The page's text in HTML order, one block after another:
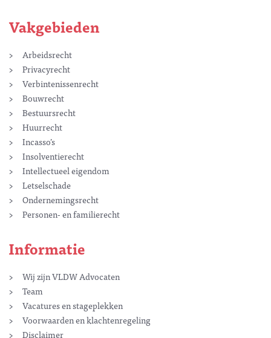
Vakgebieden
Arbeidsrecht
Privacyrecht
Verbintenissenrecht
Bouwrecht
Bestuursrecht
Huurrecht
Incasso’s
Insolventierecht
Intellectueel eigendom
Letselschade
Ondernemingsrecht
Personen- en familierecht
Informatie
Wij zijn VLDW Advocaten
Team
Vacatures en stageplekken
Voorwaarden en klachtenregeling
Disclaimer